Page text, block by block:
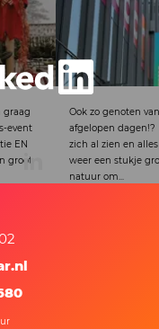
weer
laat
nu
de
Proud that this
partnership was
Theater.